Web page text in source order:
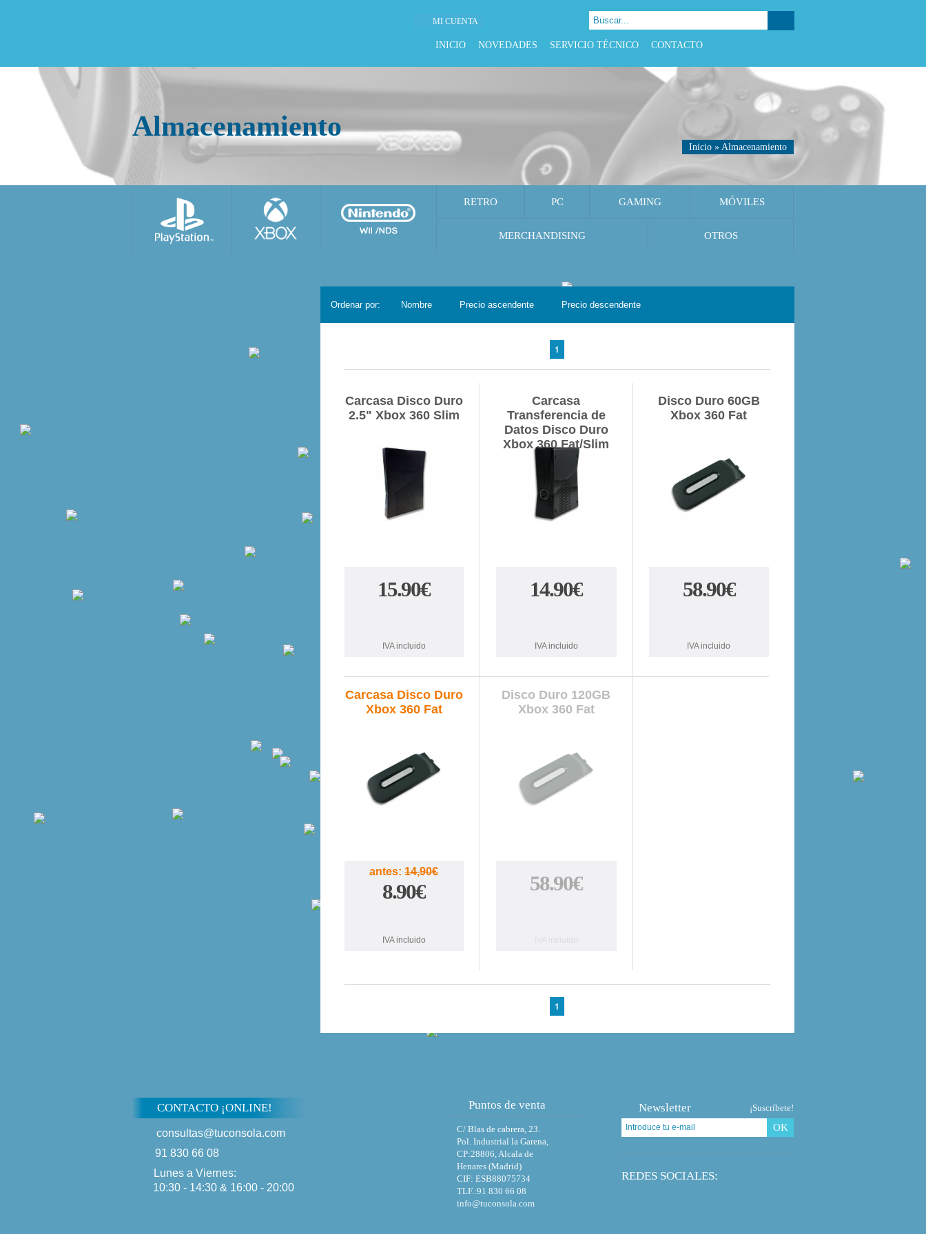
MI CUENTA
INICIO NOVEDADES SERVICIO TÉCNICO CONTACTO
Almacenamiento
Inicio » Almacenamiento
RETRO PC GAMING MÓVILES
MERCHANDISING OTROS
Ordenar por: Nombre Precio ascendente Precio descendente
1
Carcasa Disco Duro
2.5" Xbox 360 Slim
15.90€
IVA incluido
Carcasa
Transferencia de
Datos Disco Duro
Xbox 360 Fat/Slim
14.90€
IVA incluido
Disco Duro 60GB
Xbox 360 Fat
58.90€
IVA incluido
Carcasa Disco Duro
Xbox 360 Fat
antes:14,90€
8.90€
IVA incluido
Disco Duro 120GB
Xbox 360 Fat
58.90€
1
CONTACTO ¡ONLINE!
consultas@tuconsola.com
91 830 66 08
Lunes a Viernes:
10:30 - 14:30 & 16:00 - 20:00
Puntos de venta
C/ Blas de cabrera, 23.
Pol. Industrial la Garena,
CP:28806, Alcala de
Henares (Madrid)
CIF: ESB88075734
TLF.:91 830 66 08
info@tuconsola.com
Newsletter ¡Suscríbete!
OK
REDES SOCIALES: